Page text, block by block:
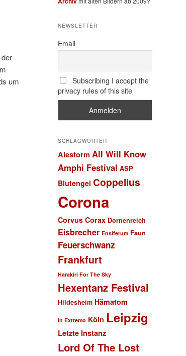
um
NEWSLETTER
Email
Subscribing I accept the
privacy rules of this site
SCHLAGWÖRTER
Alestorm All Will Know
Amphi Festival ASP
Blutengel Coppelius
Corona
Corvus Corax Dornenreich
Eisbrecher Ensiferum Faun
Feuerschwanz
Frankfurt
Harakiri For The Sky
Hexentanz Festival
Hildesheim Hämatom
In Extremo Köln Leipzig
Letzte Instanz
Lord Of The Lost